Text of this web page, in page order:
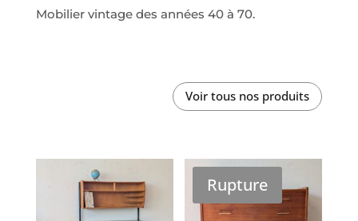
Mobilier vintage des années 40 à 70.
Voir tous nos produits
Rupture